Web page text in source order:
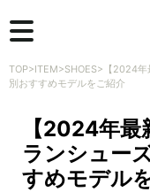
TOP>ITEM>SHOES> 【2024
別おすすめモデルをご紹介
【2024年
ランシュー
すめモデル